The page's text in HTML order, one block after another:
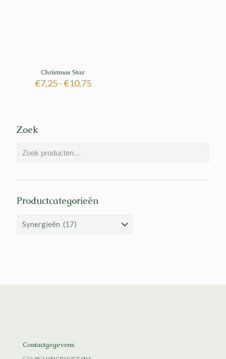
Christmas Star
€7,25-€10,75Prijsklasse:
Zoek
Productcategorieën
Contactgegevens